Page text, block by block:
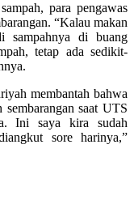
para pengawas
“Kalau makan
sampahnya di buang
tetap ada sedikit-
membantah bahwa
sembarangan saat UTS
Ini saya kira sudah
sore harinya,”